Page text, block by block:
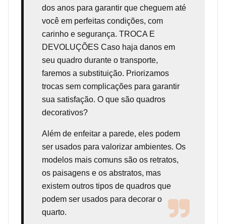
dos anos para garantir que cheguem até
você em perfeitas condições, com
carinho e segurança. TROCA E
DEVOLUÇÕES Caso haja danos em
seu quadro durante o transporte,
faremos a substituição. Priorizamos
trocas sem complicações para garantir
sua satisfação. O que são quadros
decorativos?
Além de enfeitar a parede, eles podem
ser usados para valorizar ambientes. Os
modelos mais comuns são os retratos,
os paisagens e os abstratos, mas
existem outros tipos de quadros que
podem ser usados para decorar o
quarto.